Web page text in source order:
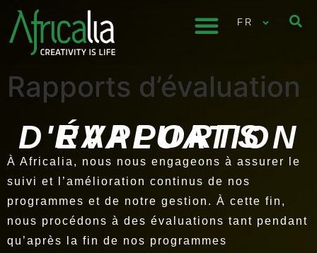
principal
FR
Rapports d’évaluation
RAPPORTS D'ÉVALUATION
À Africalia, nous nous engageons à assurer le
suivi et l’amélioration continus de nos
programmes et de notre gestion. À cette fin,
nous procédons à des évaluations tant pendant
qu’après la fin de nos programmes